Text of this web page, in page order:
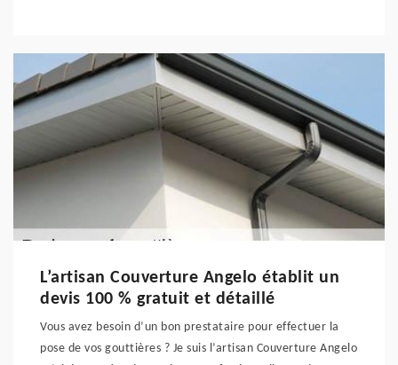
L’artisan Couverture Angelo établit un
devis 100 % gratuit et détaillé
Vous avez besoin d’un bon prestataire pour effectuer la
pose de vos gouttières ? Je suis l’artisan Couverture Angelo